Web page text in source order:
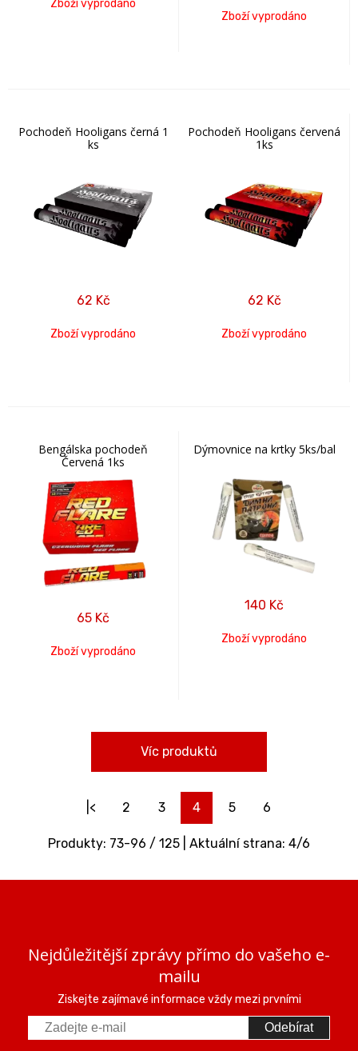
Zboží vyprodáno
Zboží vyprodáno
Pochodeň Hooligans černá 1
ks
62 Kč
Zboží vyprodáno
Pochodeň Hooligans červená
1ks
62 Kč
Zboží vyprodáno
Bengálska pochodeň
Červená 1ks
65 Kč
Zboží vyprodáno
Dýmovnice na krtky 5ks/bal
140 Kč
Zboží vyprodáno
Víc produktů
|< 2 3 4 5 6
Produkty: 73-96 / 125 | Aktuální strana: 4/6
Nejdůležitější zprávy přímo do vašeho e-
mailu
Ziskejte zajímavé informace vždy mezi prvními
Odebírat